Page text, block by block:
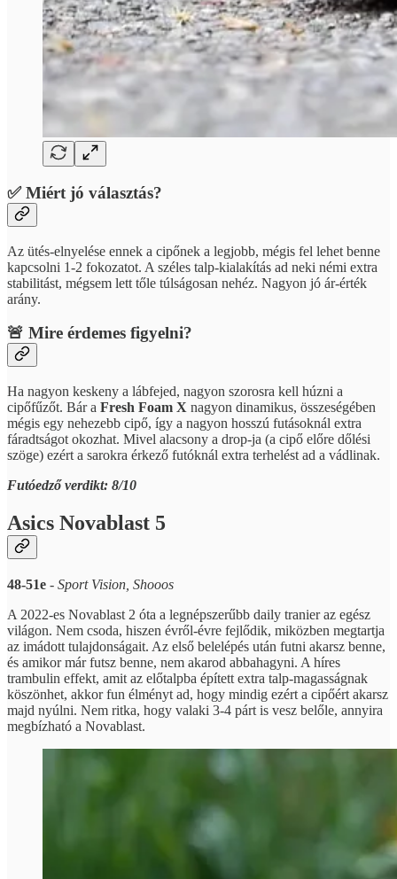
✅ Miért jó választás?
Az ütés-elnyelése ennek a cipőnek a legjobb, mégis fel lehet benne
kapcsolni 1-2 fokozatot. A széles talp-kialakítás ad neki némi extra
stabilitást, mégsem lett tőle túlságosan nehéz. Nagyon jó ár-érték
arány.
🚨 Mire érdemes figyelni?
Ha nagyon keskeny a lábfejed, nagyon szorosra kell húzni a
cipőfűzőt. Bár a Fresh Foam X nagyon dinamikus, összeségében
mégis egy nehezebb cipő, így a nagyon hosszú futásoknál extra
fáradtságot okozhat. Mivel alacsony a drop-ja (a cipő előre dőlési
szöge) ezért a sarokra érkező futóknál extra terhelést ad a vádlinak.
Futóedző verdikt: 8/10
Asics Novablast 5
48-51e - Sport Vision, Shooos
A 2022-es Novablast 2 óta a legnépszerűbb daily tranier az egész
világon. Nem csoda, hiszen évről-évre fejlődik, miközben megtartja
az imádott tulajdonságait. Az első belelépés után futni akarsz benne,
és amikor már futsz benne, nem akarod abbahagyni. A híres
trambulin effekt, amit az előtalpba épített extra talp-magasságnak
köszönhet, akkor fun élményt ad, hogy mindig ezért a cipőért akarsz
majd nyúlni. Nem ritka, hogy valaki 3-4 párt is vesz belőle, annyira
megbízható a Novablast.